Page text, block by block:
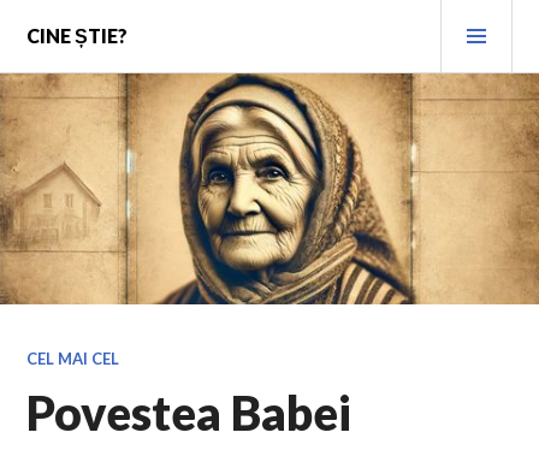
content
CINE ȘTIE?
CEL MAI CEL
Povestea Babei